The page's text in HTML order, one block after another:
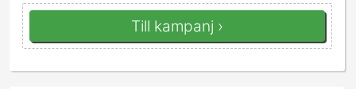
Till kampanj ›